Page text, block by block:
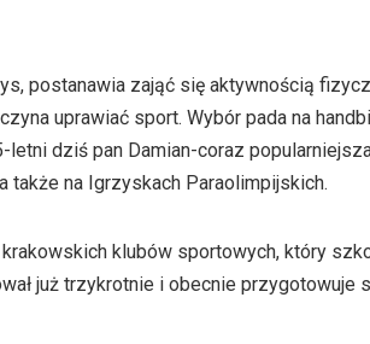
postanawia zająć się aktywnością
uprawiać sport. Wybór pada na
letni dziś pan Damian-coraz
także na Igrzyskach Paraolimpijskich.
klubów sportowych, który
już trzykrotnie i obecnie przygotowuje